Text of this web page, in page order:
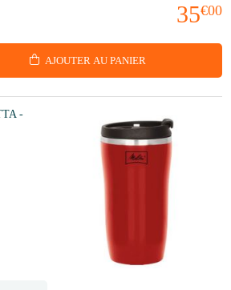
35€00
AJOUTER AU PANIER
-